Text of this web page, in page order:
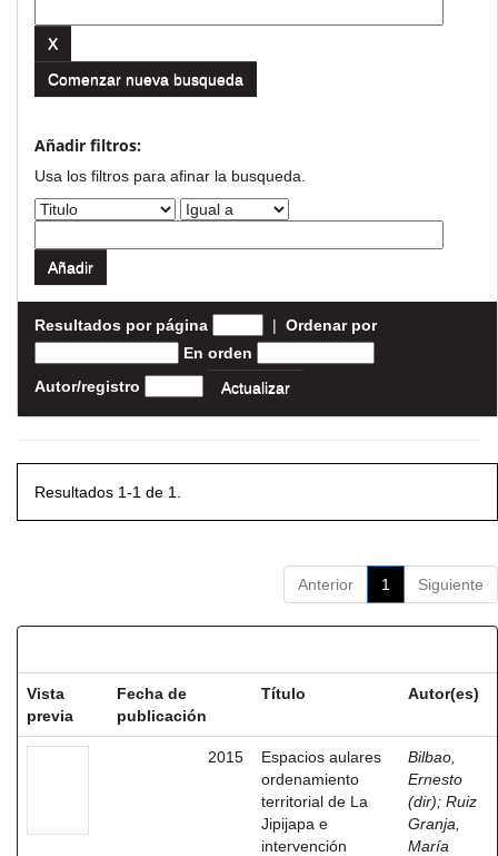
Comenzar nueva busqueda
Añadir filtros:
Usa los filtros para afinar la busqueda.
Resultados por página | Ordenar por
En orden
Autor/registro
Resultados 1-1 de 1.
Anterior 1 Siguiente
Vista
previa
Fecha de
publicación
Título Autor(es)
2015
Espacios aulares
ordenamiento
territorial de La
Jipijapa e
intervención
Bilbao,
Ernesto
(dir); Ruiz
Granja,
María